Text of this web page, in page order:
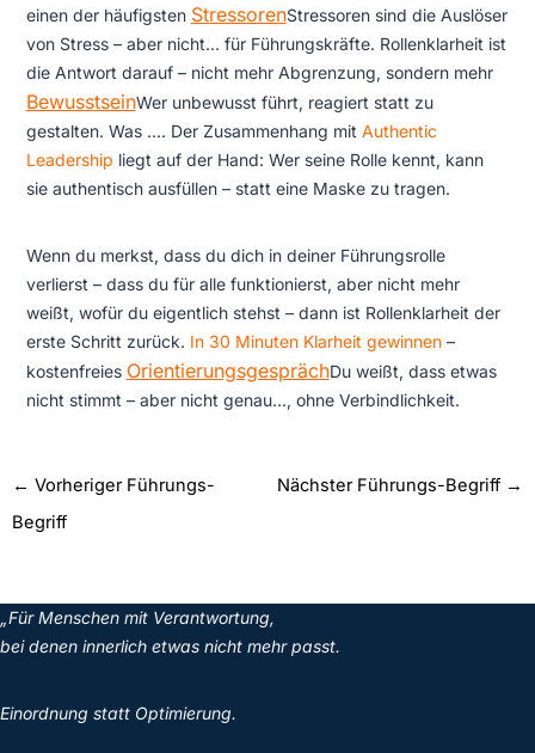
einen der häufigsten StressorenStressoren sind die Auslöser
von Stress – aber nicht... für Führungskräfte. Rollenklarheit ist
die Antwort darauf – nicht mehr Abgrenzung, sondern mehr
BewusstseinWer unbewusst führt, reagiert statt zu
gestalten. Was .... Der Zusammenhang mit Authentic
Leadership liegt auf der Hand: Wer seine Rolle kennt, kann
sie authentisch ausfüllen – statt eine Maske zu tragen.
Wenn du merkst, dass du dich in deiner Führungsrolle
verlierst – dass du für alle funktionierst, aber nicht mehr
weißt, wofür du eigentlich stehst – dann ist Rollenklarheit der
erste Schritt zurück. In 30 Minuten Klarheit gewinnen–
kostenfreies OrientierungsgesprächDu weißt, dass etwas
nicht stimmt – aber nicht genau..., ohne Verbindlichkeit.
← Vorheriger Führungs-
Begriff
Nächster Führungs-Begriff →
„Für Menschen mit Verantwortung,
bei denen innerlich etwas nicht mehr passt.
Einordnung statt Optimierung.